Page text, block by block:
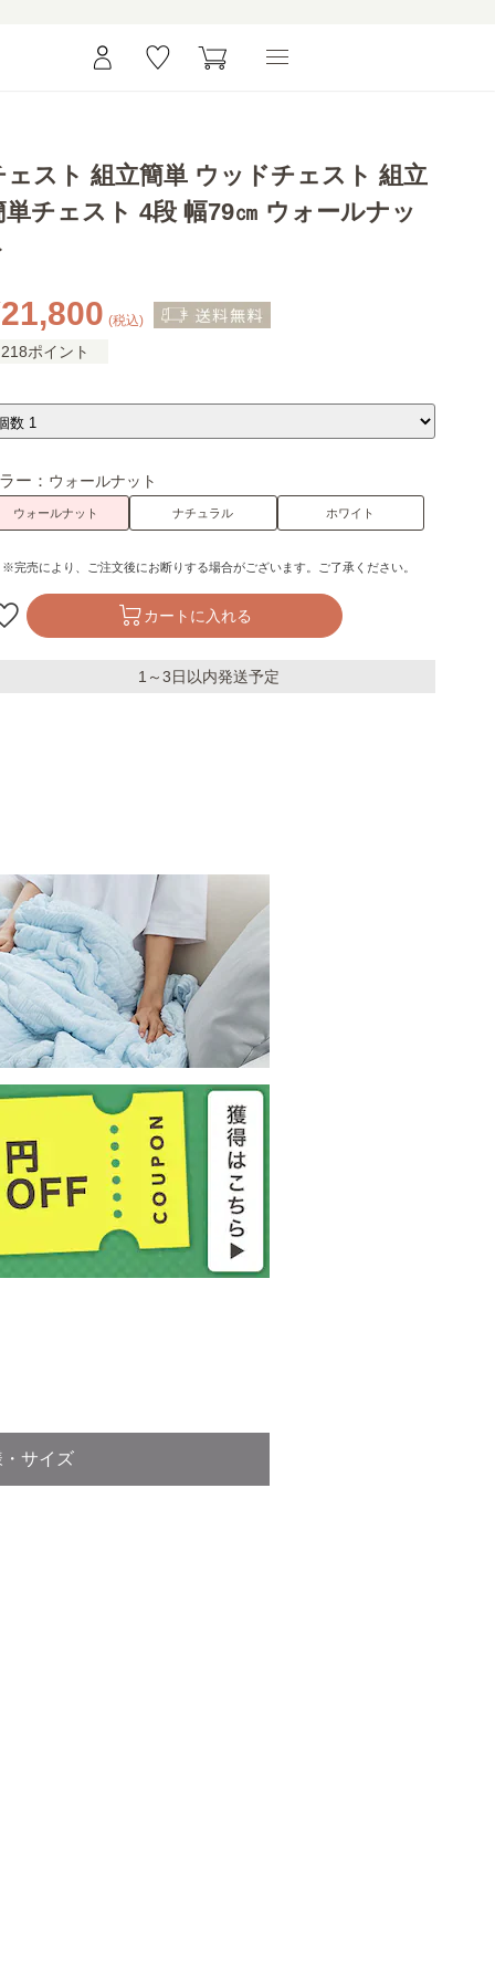
ェスト 組立簡単 ウッドチェスト 組立
単チェスト 4段 幅79㎝ ウォールナッ
(税込)
218ポイント
ー： ウォールナット
ウォールナット ナチュラル ホワイト
※完売により、ご注文後にお断りする場合がございます。ご了承ください。
カートに入れる
1～3日以内発送予定
サイズ